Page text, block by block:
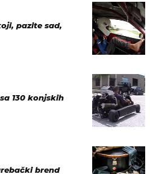
pazite sad,
130 konjskih
brend